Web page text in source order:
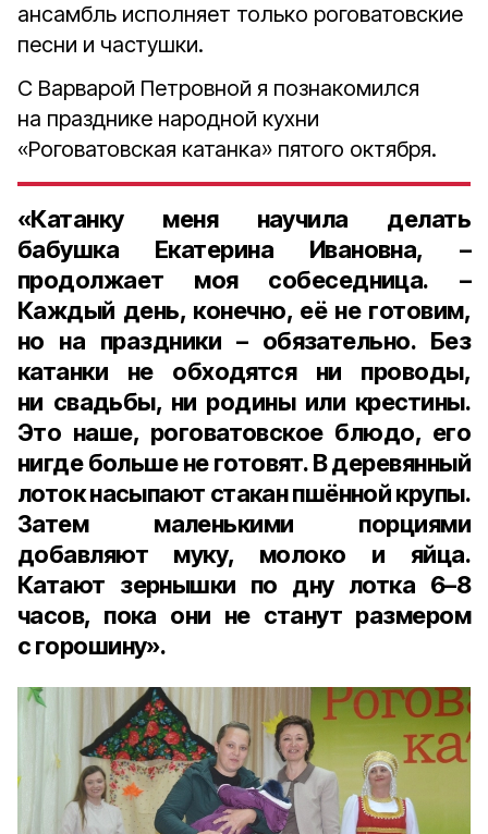
ансамбль исполняет только роговатовские
песни и частушки.
С Варварой Петровной я познакомился
на празднике народной кухни
«Роговатовская катанка» пятого октября.
«Катанку меня научила делать
бабушка Екатерина Ивановна, –
продолжает моя собеседница. –
Каждый день, конечно, её не готовим,
но на праздники – обязательно. Без
катанки не обходятся ни проводы,
ни свадьбы, ни родины или крестины.
Это наше, роговатовское блюдо, его
нигде больше не готовят. В деревянный
лоток насыпают стакан пшённой крупы.
Затем маленькими порциями
добавляют муку, молоко и яйца.
Катают зернышки по дну лотка 6–8
часов, пока они не станут размером
с горошину».